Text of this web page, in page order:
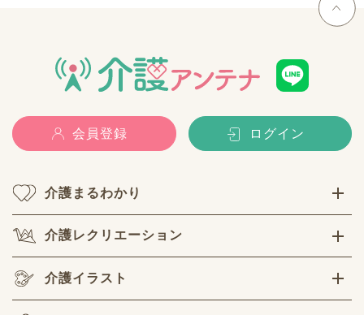
会員登録 ログイン
介護まるわかり
介護レクリエーション
介護イラスト